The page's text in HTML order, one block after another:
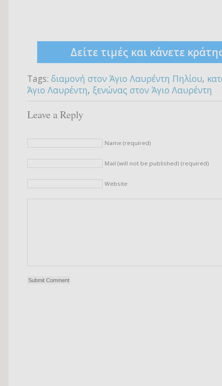
Δείτε τιμές και κάνετε
Tags: διαμονή στον Άγιο Λαυρέντη Πηλίου,
Άγιο Λαυρέντη, ξενώνας στον Άγιο Λαυρέντη
Leave a Reply
Name (required)
Mail (will not be published) (required)
Website